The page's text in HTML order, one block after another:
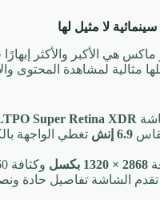
ايفون 17 برو ماكس هي الأكبر والأكثر
مثالية لمشاهدة المحتوى
Super Retina XDR
6.9 إنش
تغطي الواجهة
2868 × 1320 بكسل
الشاشة تفاصيل حادة